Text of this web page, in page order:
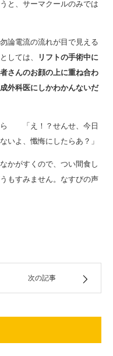
と、サーマクールのみでは
論電流の流れが目で見える
しては、
リフトの手術中に
さんのお顔の上に重ね合わ
外科医にしかわかんないだ
「え！？せんせ、今日
いよ、懺悔にしたらあ？」
かがすくので、つい間食し
もすみません。なすびの声
次の記事